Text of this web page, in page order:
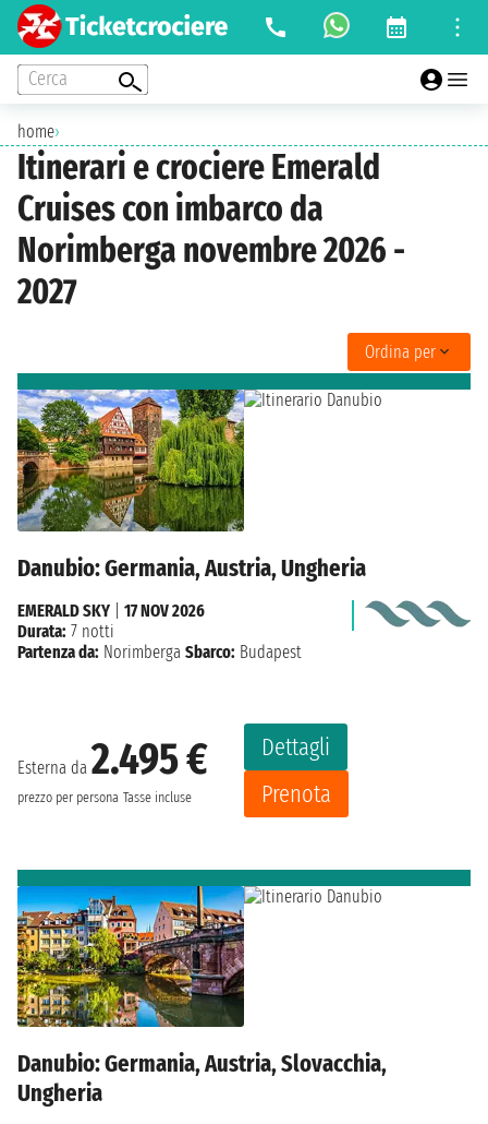
Cerca
home›
Itinerari e crociere Emerald
Cruises con imbarco da
Norimberga novembre 2026 -
2027
Ordina per
Danubio: Germania, Austria, Ungheria
Esterna da 2.495 €
prezzo per persona Tasse incluse
Dettagli
Prenota
EMERALD SKY
17 NOV 2026
Durata: 7 notti
Partenza da: Norimberga Sbarco: Budapest
Danubio: Germania, Austria, Slovacchia,
Ungheria